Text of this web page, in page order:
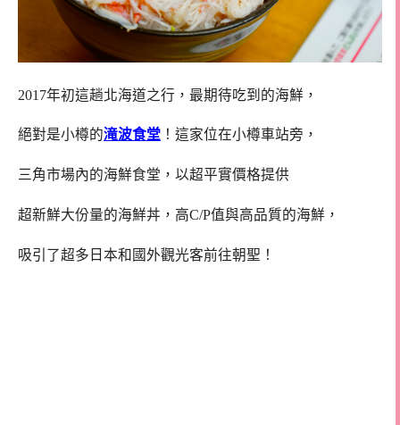
2017年初這趟北海道之行，最期待吃到的海鮮，
絕對是小樽的滝波食堂 ！這家位在小樽車站旁，
三角市場內的海鮮食堂，以超平實價格提供
超新鮮大份量的海鮮丼，高C/P值與高品質的海鮮，
吸引了超多日本和國外觀光客前往朝聖！